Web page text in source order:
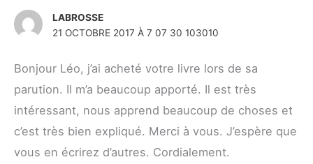
LABROSSE
21 OCTOBRE 2017 À 7 07 30 103010
Bonjour Léo, j’ai acheté votre livre lors de sa
parution. Il m’a beaucoup apporté. Il est très
intéressant, nous apprend beaucoup de choses et
c’est très bien expliqué. Merci à vous. J’espère que
vous en écrirez d’autres. Cordialement.